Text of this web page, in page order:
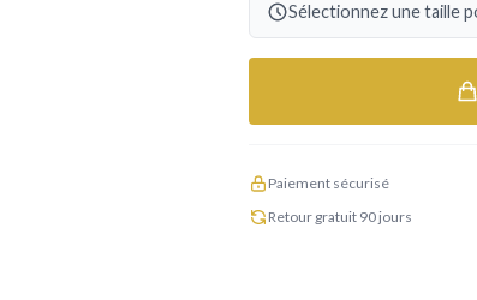
Sélectionnez une taille
Paiement sécurisé
Retour gratuit 90 jours